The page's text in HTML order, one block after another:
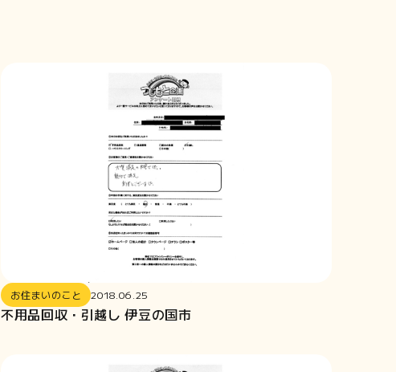
お住まいのこと 2018.06.25
不用品回収・引越し 伊豆の国市